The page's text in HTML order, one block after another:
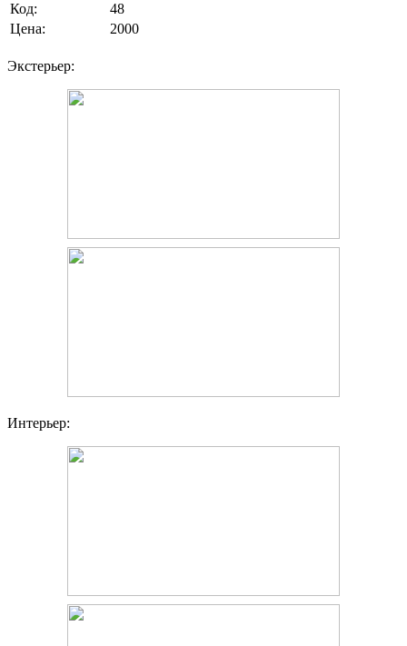
Код:
48
Цена:
2000
Экстерьер:
Интерьер: